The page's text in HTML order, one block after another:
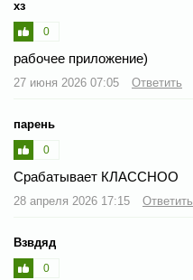
хз
0
рабочее приложение)
27 июня 2026 07:05 Ответить
парень
0
Срабатывает КЛАССНОО
28 апреля 2026 17:15 Ответить
Взвдяд
0